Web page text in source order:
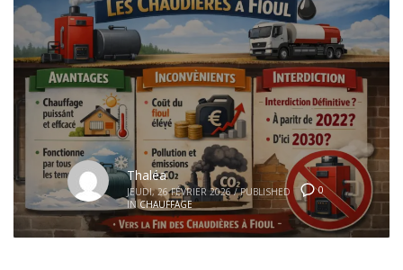
0
Thaléa
JEUDI, 26 FÉVRIER 2026 / PUBLISHED
IN CHAUFFAGE